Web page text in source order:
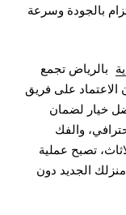
بالجودة وسرعة
بالرياض تجمع
الاعتماد على فريق
خيار لضمان
والفك
تصبح عملية
منزلك الجديد دون